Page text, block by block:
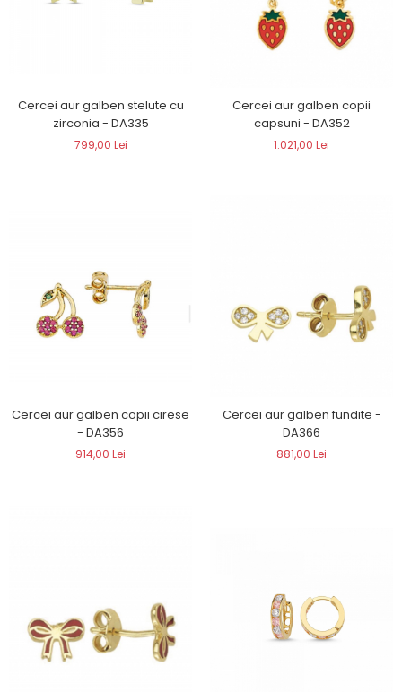
Cercei aur galben stelute cu
zirconia - DA335
799,00 Lei
Cercei aur galben copii
capsuni - DA352
1.021,00 Lei
Cercei aur galben copii cirese
- DA356
914,00 Lei
Cercei aur galben fundite -
DA366
881,00 Lei